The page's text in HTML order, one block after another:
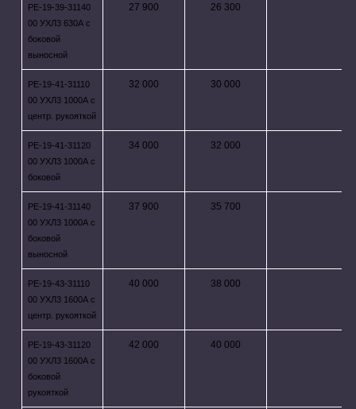
РЕ-19-39-31140
00 УХЛ3 630А с
боковой
выносной
27 900 26 300
РЕ-19-41-31110
00 УХЛ3 1000А с
центр. рукояткой
32 000 30 000
РЕ-19-41-31120
00 УХЛ3 1000А с
боковой
34 000 32 000
РЕ-19-41-31140
00 УХЛ3 1000А с
боковой
выносной
37 900 35 700
РЕ-19-43-31110
00 УХЛ3 1600А с
центр. рукояткой
40 000 38 000
РЕ-19-43-31120
00 УХЛ3 1600А с
боковой
рукояткой
42 000 40 000